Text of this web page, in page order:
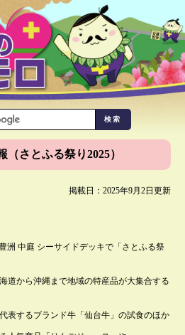
（さとふる祭り2025）
掲載日：2025年9月2日更新
洲 中庭 シーサイドデッキで「さとふる祭
道から沖縄まで地域の特産品が大集合する
表するブランド牛「仙台牛」の試食のほか